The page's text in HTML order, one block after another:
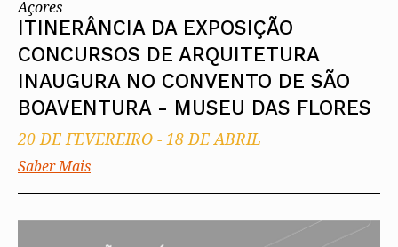
Açores
ITINERÂNCIA DA EXPOSIÇÃO
CONCURSOS DE ARQUITETURA
INAUGURA NO CONVENTO DE SÃO
BOAVENTURA - MUSEU DAS FLORES
20 DE FEVEREIRO - 18 DE ABRIL
Saber Mais